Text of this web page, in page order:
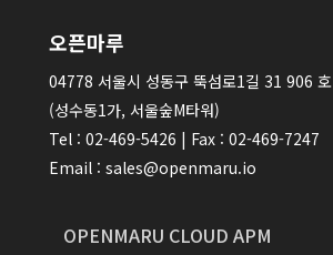
오픈마루
04778 서울시 성동구 뚝섬로1길 31 906 호
(성수동1가, 서울숲M타워)
Tel : 02-469-5426 | Fax : 02-469-7247
Email : sales@openmaru.io
OPENMARU CLOUD APM